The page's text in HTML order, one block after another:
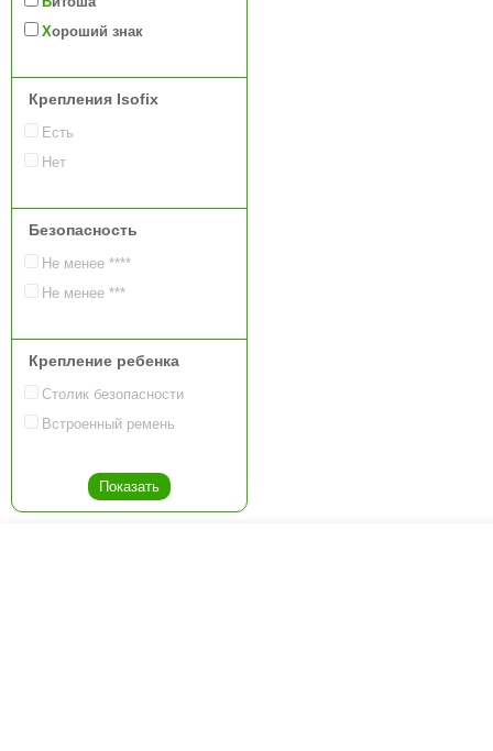
Хороший знак
Крепления Isofix
Есть
Нет
Безопасность
Не менее ****
Не менее ***
Крепление ребенка
Столик безопасности
Встроенный ремень